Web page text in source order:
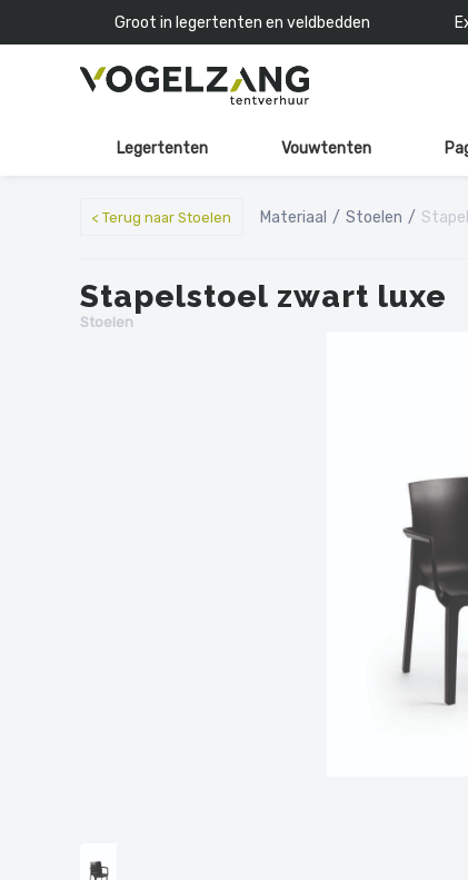
Groot in legertenten en veldbedden
Legertenten Vouwtenten
< Terug naar Stoelen Materiaal Stoelen
Stapelstoel zwart luxe
Stoelen